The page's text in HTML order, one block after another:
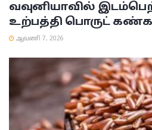
வவுனியாவில்
உற்பத்தி பொருட்
ஆவணி 7, 2026